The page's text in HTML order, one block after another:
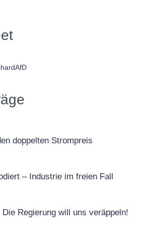
doppelten Strompreis
– Industrie im freien Fall
Regierung will uns veräppeln!